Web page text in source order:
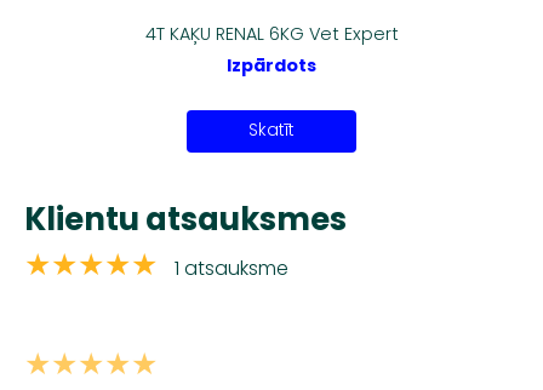
4T KAĶU RENAL 6KG Vet Expert
Izpārdots
Skatīt
Klientu atsauksmes
★★★★★ 1 atsauksme
★★★★★